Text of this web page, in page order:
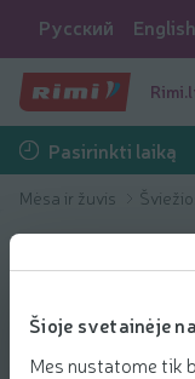
Šioje svetainėje
Mes nustatome tik
Русский English
Pasirinkti laiką
Mėsa ir žuvis